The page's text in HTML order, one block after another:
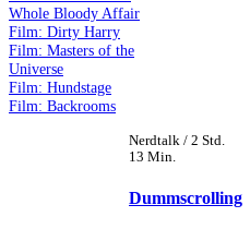
Whole Bloody Affair
Film: Dirty Harry
Film: Masters of the
Universe
Film: Hundstage
Film: Backrooms
Nerdtalk / 2 Std.
13 Min.
Dummscrolling